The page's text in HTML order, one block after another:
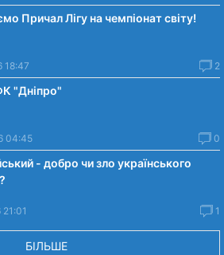
Причал Лігу на чемпіонат світу!
18:47 2
"Дніпро"
04:45 0
- добро чи зло українського
1
БІЛЬШЕ